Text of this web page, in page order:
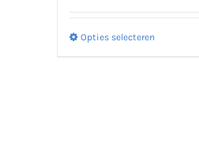
Opties selecterenDit